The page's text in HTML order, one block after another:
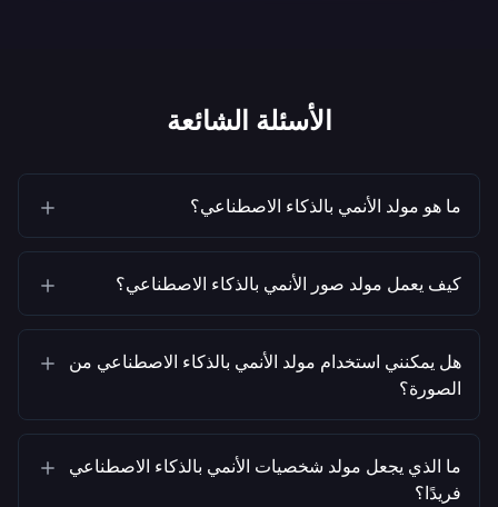
الأسئلة الشائعة
ما هو مولد الأنمي بالذكاء الاصطناعي؟
كيف يعمل مولد صور الأنمي بالذكاء الاصطناعي؟
هل يمكنني استخدام مولد الأنمي بالذكاء الاصطناعي من
الصورة؟
ما الذي يجعل مولد شخصيات الأنمي بالذكاء الاصطناعي
فريدًا؟